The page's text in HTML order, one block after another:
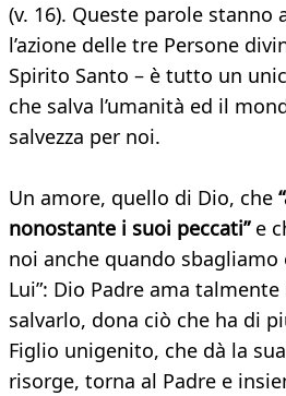
(v. 16). Queste parole stanno
l’azione delle tre Persone
Spirito Santo – è tutto un
che salva l’umanità ed il
salvezza per noi.
Un amore, quello di Dio, che
nonostante i suoi peccati” e
noi anche quando
Lui”: Dio Padre ama
salvarlo, dona ciò che ha di
Figlio unigenito, che dà la
risorge, torna al Padre e